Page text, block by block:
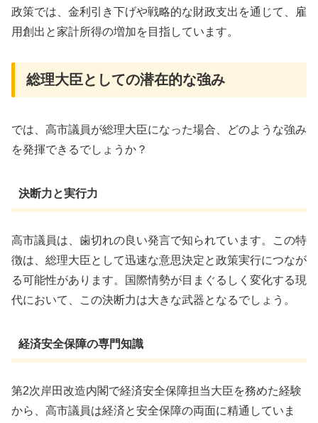
政策では、金利引き下げや戦略的な財政支出を通じて、雇
用創出と家計所得の増加を目指しています。
総理大臣としての潜在的な強み
では、高市議員が総理大臣になった場合、どのような強み
を発揮できるでしょうか？
決断力と実行力
高市議員は、歯切れの良い発言で知られています。この特
徴は、総理大臣として迅速な意思決定と政策実行につなが
る可能性があります。国際情勢が目まぐるしく変化する現
代において、この決断力は大きな武器となるでしょう。
経済安全保障の専門知識
第2次岸田改造内閣で経済安全保障担当大臣を務めた経験
から、高市議員は経済と安全保障の両面に精通していま